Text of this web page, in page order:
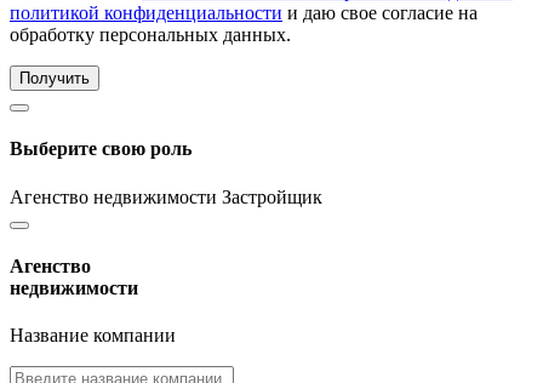
политикой конфиденциальности и даю свое согласие на
обработку персональных данных.
Получить
Выберите свою роль
Агенство недвижимости Застройщик
Агенство
недвижимости
Название компании